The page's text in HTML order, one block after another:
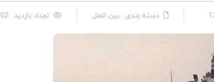
دسته بندی : بین الملل تعداد بازدید : 902 نفر